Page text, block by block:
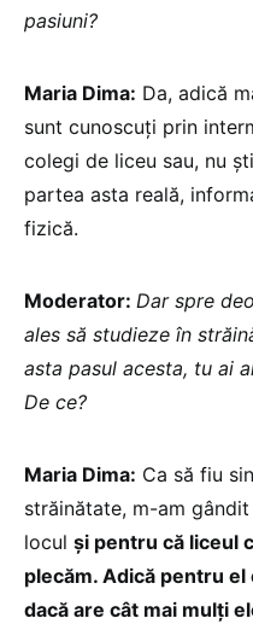
pasiuni?
Maria Dima: Da, adică
sunt cunoscuți prin
colegi de liceu sau, nu
partea asta reală,
fizică.
Moderator: Dar spre
ales să studieze în
asta pasul acesta, tu ai
De ce?
Maria Dima: Ca să fiu
străinătate, m-am
locul și pentru că liceul
plecăm. Adică pentru
dacă are cât mai mulți